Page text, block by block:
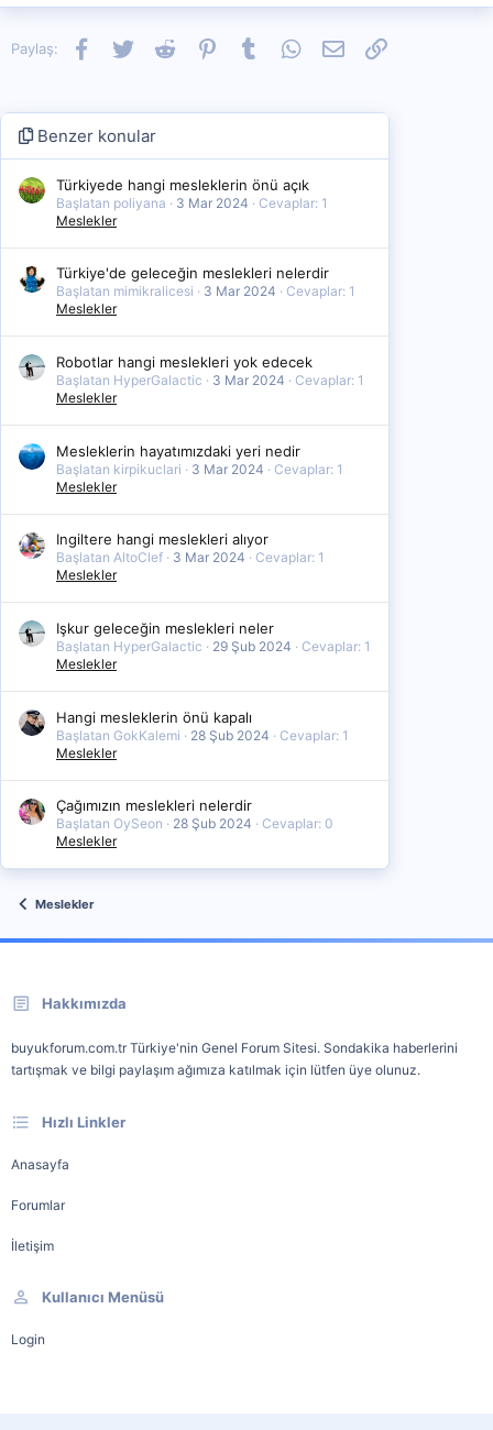
Paylaş: Facebook
TwitterReddit PinterestTumblrWhatsApp
E-postaLink
Benzer konular
Türkiyede hangi mesleklerin önü açık
Başlatan poliyana 3 Mar 2024
Cevaplar: 1
Meslekler
Türkiye'de geleceğin meslekleri nelerdir
Başlatan mimikralicesi 3 Mar 2024
Cevaplar: 1
Meslekler
Robotlar hangi meslekleri yok edecek
Başlatan HyperGalactic 3 Mar 2024
Cevaplar: 1
Meslekler
Mesleklerin hayatımızdaki yeri nedir
Başlatan kirpikuclari 3 Mar 2024
Cevaplar: 1
Meslekler
Ingiltere hangi meslekleri alıyor
Başlatan AltoClef 3 Mar 2024
Cevaplar: 1
Meslekler
Işkur geleceğin meslekleri neler
Başlatan HyperGalactic 29 Şub 2024
Cevaplar: 1
Meslekler
Hangi mesleklerin önü kapalı
Başlatan GokKalemi 28 Şub 2024
Cevaplar: 1
Meslekler
Çağımızın meslekleri nelerdir
Başlatan OySeon 28 Şub 2024
Cevaplar: 0
Meslekler
Meslekler
Hakkımızda
buyukforum.com.tr Türkiye'nin Genel Forum Sitesi. Sondakika haberlerini
tartışmak ve bilgi paylaşım ağımıza katılmak için lütfen üye olunuz.
Hızlı Linkler
Anasayfa
Forumlar
İletişim
Kullanıcı Menüsü
Login